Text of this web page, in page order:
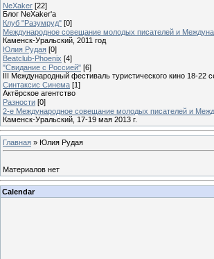
NeXaker [22]
Блог NeXaker'a
Клуб "Разумруд" [0]
Международное совещание молодых писателей и
Каменск-Уральский, 2011 год
Юлия Рудая [0]
Beatclub-Phoenix [4]
"Свидание с Россией" [6]
III Международный фестиваль туристического кино 18-22
Синтаксис Синема [1]
Актёрское агентство
Разности [0]
2-е Международное совещание молодых писателей и
Каменск-Уральский, 17-19 мая 2013 г.
Главная » Юлия Рудая
Материалов нет
Calendar